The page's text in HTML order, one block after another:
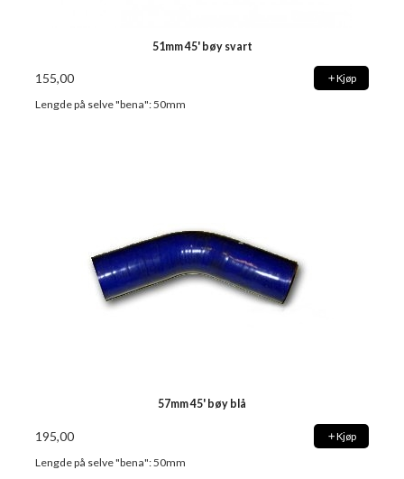
51mm 45' bøy svart
155,00 Kjøp
Lengde på selve "bena": 50mm
57mm 45' bøy blå
195,00 Kjøp
Lengde på selve "bena": 50mm